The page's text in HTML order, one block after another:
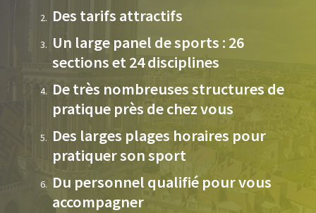
Des tarifs attractifs
Un large panel de sports : 26
sections et 24 disciplines
De très nombreuses structures de
pratique près de chez vous
Des larges plages horaires pour
pratiquer son sport
Du personnel qualifié pour vous
accompagner